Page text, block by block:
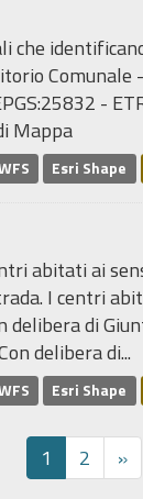
che
Comunale
-
Mappa
Esri Shape
abitati ai
I centri
delibera di
delibera di...
Esri Shape
1 2 »